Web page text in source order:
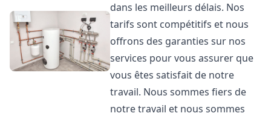
dans les meilleurs délais. Nos
tarifs sont compétitifs et nous
offrons des garanties sur nos
services pour vous assurer que
vous êtes satisfait de notre
travail. Nous sommes fiers de
notre travail et nous sommes